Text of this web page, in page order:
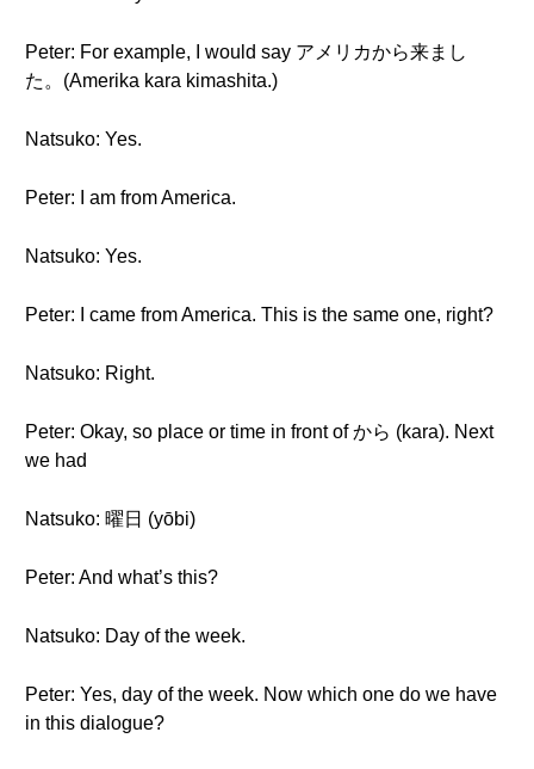
Peter: For example, I would say アメリカから来まし
た。(Amerika kara kimashita.)
Natsuko: Yes.
Peter: I am from America.
Natsuko: Yes.
Peter: I came from America. This is the same one, right?
Natsuko: Right.
Peter: Okay, so place or time in front of から (kara). Next
we had
Natsuko: 曜日 (yōbi)
Peter: And what’s this?
Natsuko: Day of the week.
Peter: Yes, day of the week. Now which one do we have
in this dialogue?